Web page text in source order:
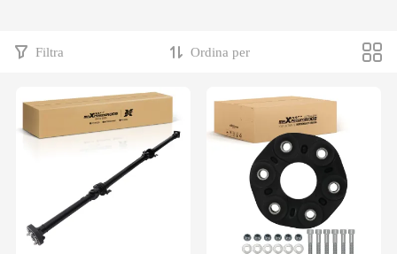
Filtra Ordina per